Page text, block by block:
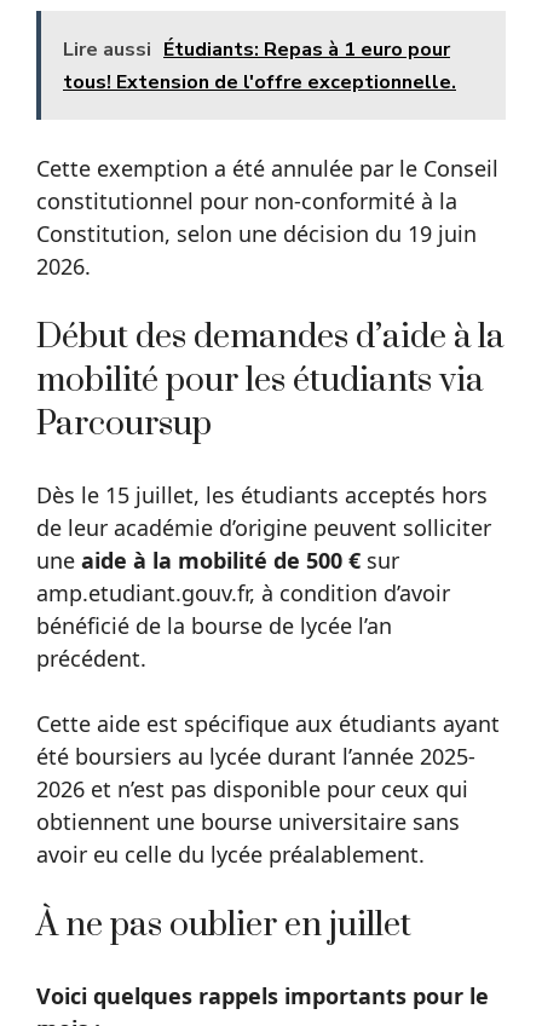
Lire aussi Étudiants: Repas à 1 euro pour
tous! Extension de l'offre exceptionnelle.
Cette exemption a été annulée par le Conseil
constitutionnel pour non-conformité à la
Constitution, selon une décision du 19 juin
2026.
Début des demandes d’aide à la
mobilité pour les étudiants via
Parcoursup
Dès le 15 juillet, les étudiants acceptés hors
de leur académie d’origine peuvent solliciter
une aide à la mobilité de 500 € sur
amp.etudiant.gouv.fr, à condition d’avoir
bénéficié de la bourse de lycée l’an
précédent.
Cette aide est spécifique aux étudiants ayant
été boursiers au lycée durant l’année 2025-
2026 et n’est pas disponible pour ceux qui
obtiennent une bourse universitaire sans
avoir eu celle du lycée préalablement.
À ne pas oublier en juillet
Voici quelques rappels importants pour le